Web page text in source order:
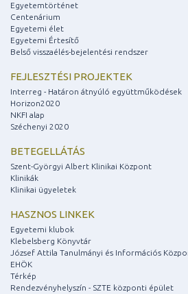
Egyetemtörténet
Centenárium
Egyetemi élet
Egyetemi Értesítő
Belső visszaélés-bejelentési rendszer
FEJLESZTÉSI PROJEKTEK
Interreg - Határon átnyúló együttműködések
Horizon2020
NKFI alap
Széchenyi 2020
BETEGELLÁTÁS
Szent-Györgyi Albert Klinikai Központ
Klinikák
Klinikai ügyeletek
HASZNOS LINKEK
Egyetemi klubok
Klebelsberg Könyvtár
József Attila Tanulmányi és Információs
EHÖK
Térkép
Rendezvényhelyszín - SZTE központi épület